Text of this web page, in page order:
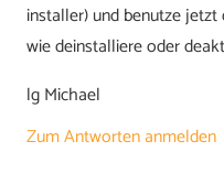
installer) und benutze
wie deinstalliere oder
lg Michael
Zum Antworten anmelden